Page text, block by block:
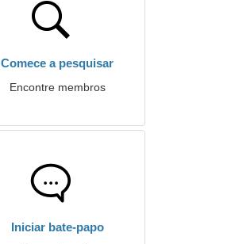
Comece a pesquisar
Encontre membros
Iniciar bate-papo